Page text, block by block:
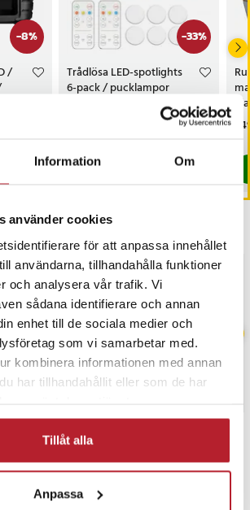
Information Om
använder cookies
för att anpassa innehållet
användarna, tillhandahålla funktioner
och analysera vår trafik. Vi
sådana identifierare och annan
enhet till de sociala medier och
som vi samarbetar med.
kombinera informationen med annan
har tillhandahållit eller som de har
Tillåt alla
Anpassa
-8%
/
-33%
Trådlösa LED-spotlights
6-pack / pucklampor
med fjärrkontroll / dimbar
BÄSTSÄLJARE
PRISGARANTI
UTFÖRSÄLJNING